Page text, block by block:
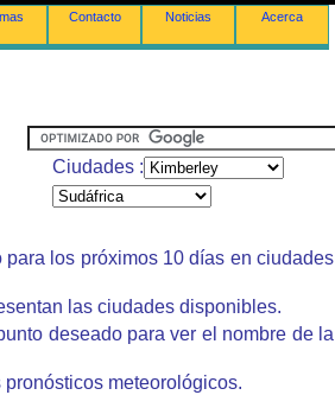
Contacto Noticias Acerca
Ciudades :
para los próximos 10 días en ciudades
las ciudades disponibles.
deseado para ver el nombre de la
meteorológicos.